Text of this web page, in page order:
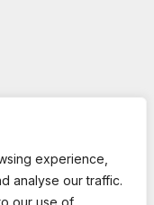
experience,
analyse our traffic.
our use of